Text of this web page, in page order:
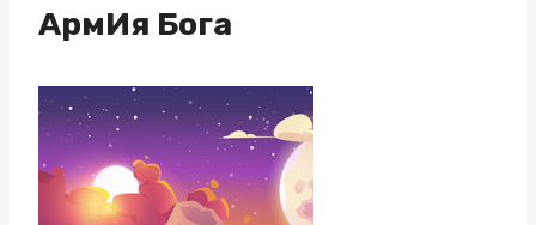
АрмИя Бога